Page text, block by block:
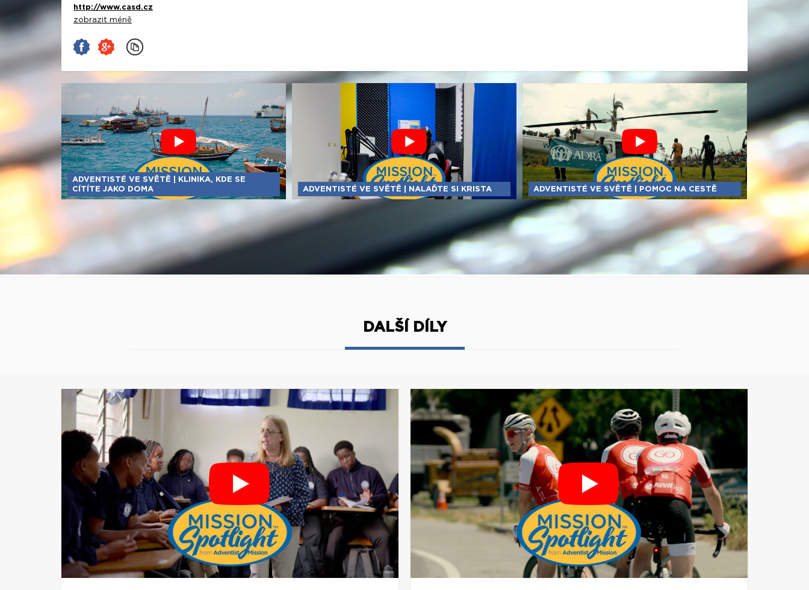
http://www.casd.cz
zobrazit méně
ADVENTISTÉ VE SVĚTĚ | KLINIKA, KDE SE
CÍTÍTE JAKO DOMA
ADVENTISTÉ VE SVĚTĚ | NALAĎTE SI KRISTA ADVENTISTÉ VE SVĚTĚ | POMOC NA CESTĚ
DALŠÍ DÍLY